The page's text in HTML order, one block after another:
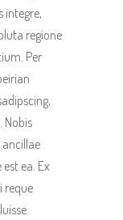
integre,
regione
Per
Nobis
ea. Ex
reque